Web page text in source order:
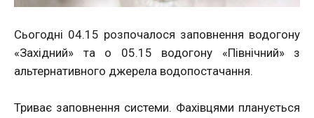
Сьогодні 04.15 розпочалося заповнення водогону
«Західний» та о 05.15 водогону «Північний» з
альтернативного джерела водопостачання.
Триває заповнення системи. Фахівцями планується